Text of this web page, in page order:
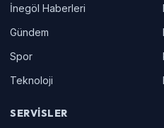
İnegöl Haberleri
Gündem
Spor
Teknoloji
SERVISLER